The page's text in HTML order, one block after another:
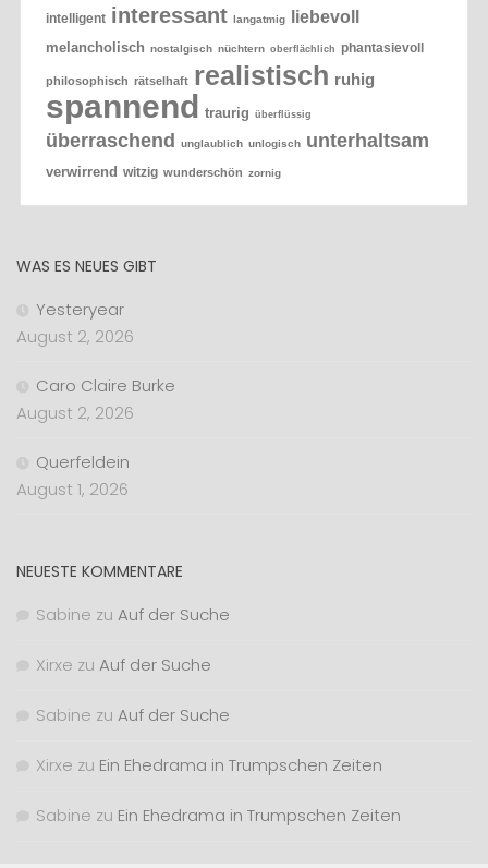
intelligent interessant langatmig liebevoll
melancholisch nostalgisch nüchtern oberflächlich phantasievoll
philosophisch rätselhaft realistisch ruhig
spannend traurig überflüssig
überraschend unglaublich unlogisch unterhaltsam
verwirrend witzig wunderschön zornig
WAS ES NEUES GIBT
Yesteryear
August 2, 2026
Caro Claire Burke
August 2, 2026
Querfeldein
August 1, 2026
NEUESTE KOMMENTARE
Sabine zu Auf der Suche
Xirxe zu Auf der Suche
Sabine zu Auf der Suche
Xirxe zu Ein Ehedrama in Trumpschen Zeiten
Sabine zu Ein Ehedrama in Trumpschen Zeiten